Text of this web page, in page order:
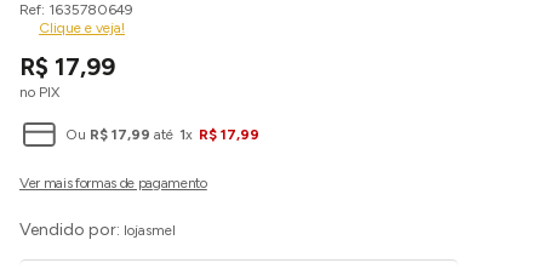
1635780649
Clique e veja!
R$ 17,99
no PIX
Ou R$ 17,99 até 1x R$ 17,99
Vendido por: lojasmel